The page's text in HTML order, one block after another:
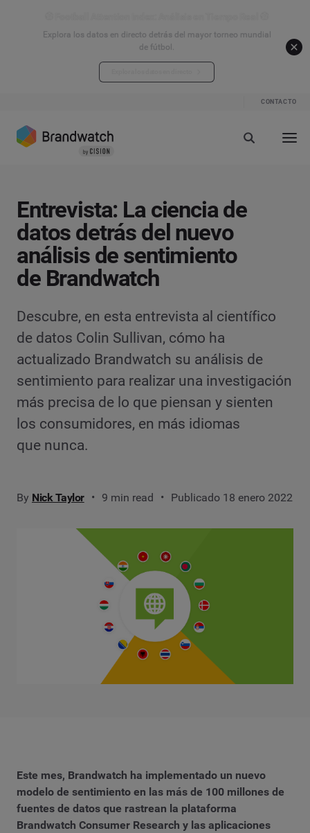
Explora los datos en directo detrás del mayor torneo mundial
de fútbol.
CONTACTO
Entrevista: La ciencia de
datos detrás del nuevo
análisis de sentimiento
de Brandwatch
Descubre, en esta entrevista al científico
de datos Colin Sullivan, cómo ha
actualizado Brandwatch su análisis de
sentimiento para realizar una investigación
más precisa de lo que piensan y sienten
los consumidores, en más idiomas
que nunca.
By Nick Taylor 9 min read Publicado 18 enero 2022
Este mes, Brandwatch ha implementado un nuevo
modelo de sentimiento en las más de 100 millones de
fuentes de datos que rastrean la plataforma
Brandwatch Consumer Research y las aplicaciones